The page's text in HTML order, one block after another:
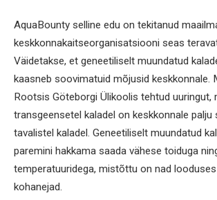
AquaBounty selline edu on tekitanud
keskkonnakaitseorganisatsiooni seas
Väidetakse, et geneetiliselt muundatud
kaasneb soovimatuid mõjusid keskkonnale.
Rootsis Göteborgi Ülikoolis tehtud uuringut,
transgeensetel kaladel on keskkonnale palju
tavalistel kaladel. Geneetiliselt muundatud
paremini hakkama saada vähese toiduga
temperatuuridega, mistõttu on nad
kohanejad.